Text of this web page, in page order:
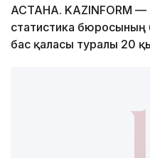
АСТАНА. KAZINFORM —
статистика бюросының
бас қаласы туралы 20